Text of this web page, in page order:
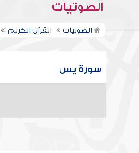
الصوتيات
الصوتيات القرآن الكريم
سورة يس